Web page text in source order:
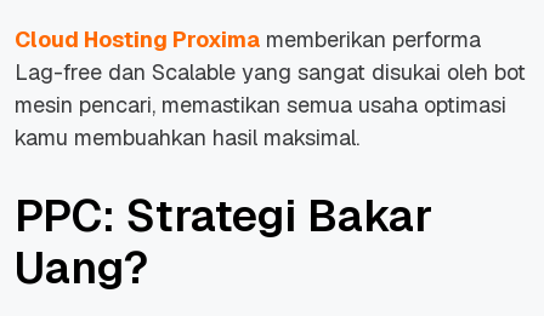
Cloud Hosting Proxima memberikan performa
Lag-free dan Scalable yang sangat disukai oleh bot
mesin pencari, memastikan semua usaha optimasi
kamu membuahkan hasil maksimal.
PPC: Strategi Bakar
Uang?